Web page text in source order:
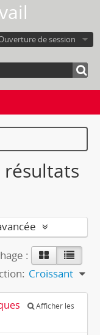
de session
résultats
:
Croissant
Afficher les